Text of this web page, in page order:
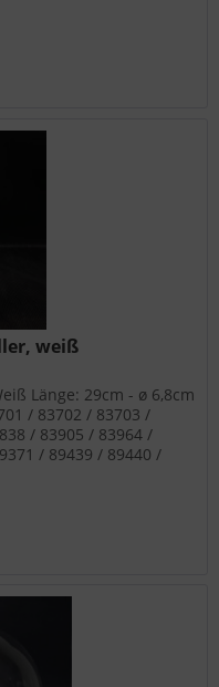
weiß
Länge: 29cm - ø 6,8cm
/ 83702 / 83703 /
/ 83905 / 83964 /
/ 89439 / 89440 /